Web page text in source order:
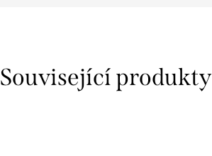
Související produkty